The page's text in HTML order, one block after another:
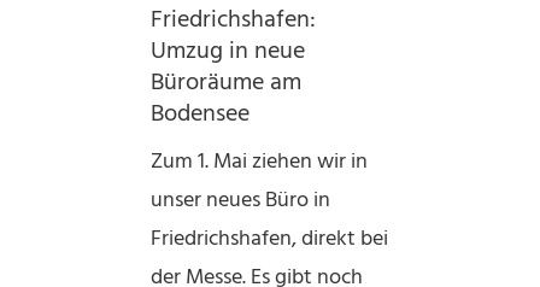
Friedrichshafen:
Umzug in neue
Büroräume am
Bodensee
Zum 1. Mai ziehen wir in
unser neues Büro in
Friedrichshafen, direkt bei
der Messe. Es gibt noch